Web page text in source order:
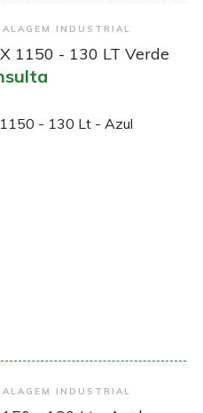
INDUSTRIAL
1150 - 130 LT Verde
INDUSTRIAL